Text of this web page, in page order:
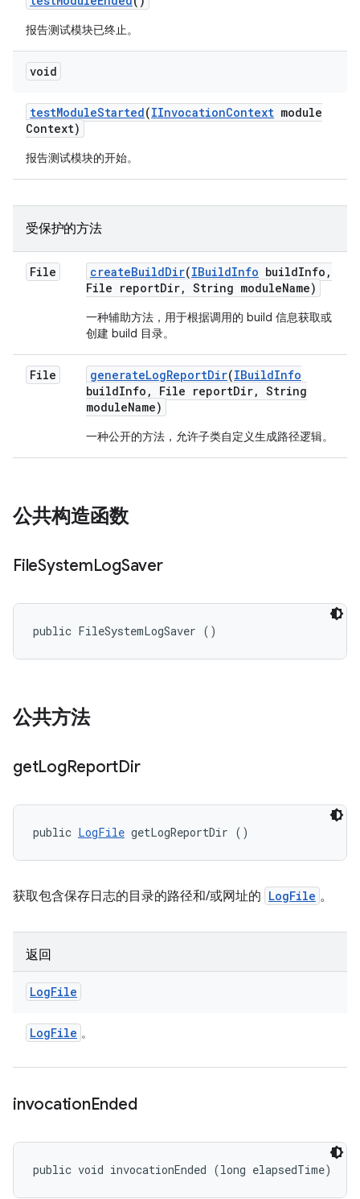
报告测试模块已终止。
void
testModuleStarted(IInvocationContext module
Context)
报告测试模块的开始。
受保护的方法
File createBuildDir(IBuildInfo buildInfo ,
File reportDir, String moduleName)
一种辅助方法，用于根据调用的 build 信息获取或
创建 build 目录。
File generateLogReportDir(IBuildInfo
buildInfo , File reportDir, String
moduleName)
一种公开的方法，允许子类自定义生成路径逻辑。
公共构造函数
FileSystemLogSaver
public FileSystemLogSaver ()
公共方法
getLogReportDir
public LogFile getLogReportDir ()
获取包含保存日志的目录的路径和/或网址的 LogFile 。
返回
LogFile
LogFile 。
invocationEnded
public void invocationEnded (long elapsedTime)